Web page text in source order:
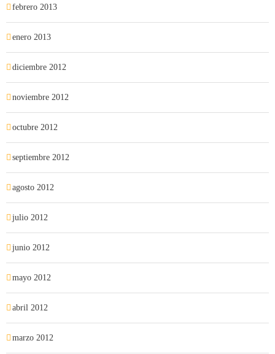
febrero 2013
enero 2013
diciembre 2012
noviembre 2012
octubre 2012
septiembre 2012
agosto 2012
julio 2012
junio 2012
mayo 2012
abril 2012
marzo 2012